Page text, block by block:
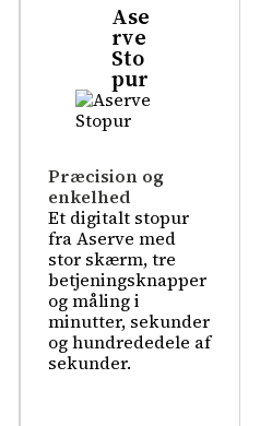
Præcision og
enkelhed
Ase
rve
Sto
pur
Et digitalt stopur
fra Aserve med
stor skærm, tre
betjeningsknapper
og måling i
minutter, sekunder
og hundrededele af
sekunder.